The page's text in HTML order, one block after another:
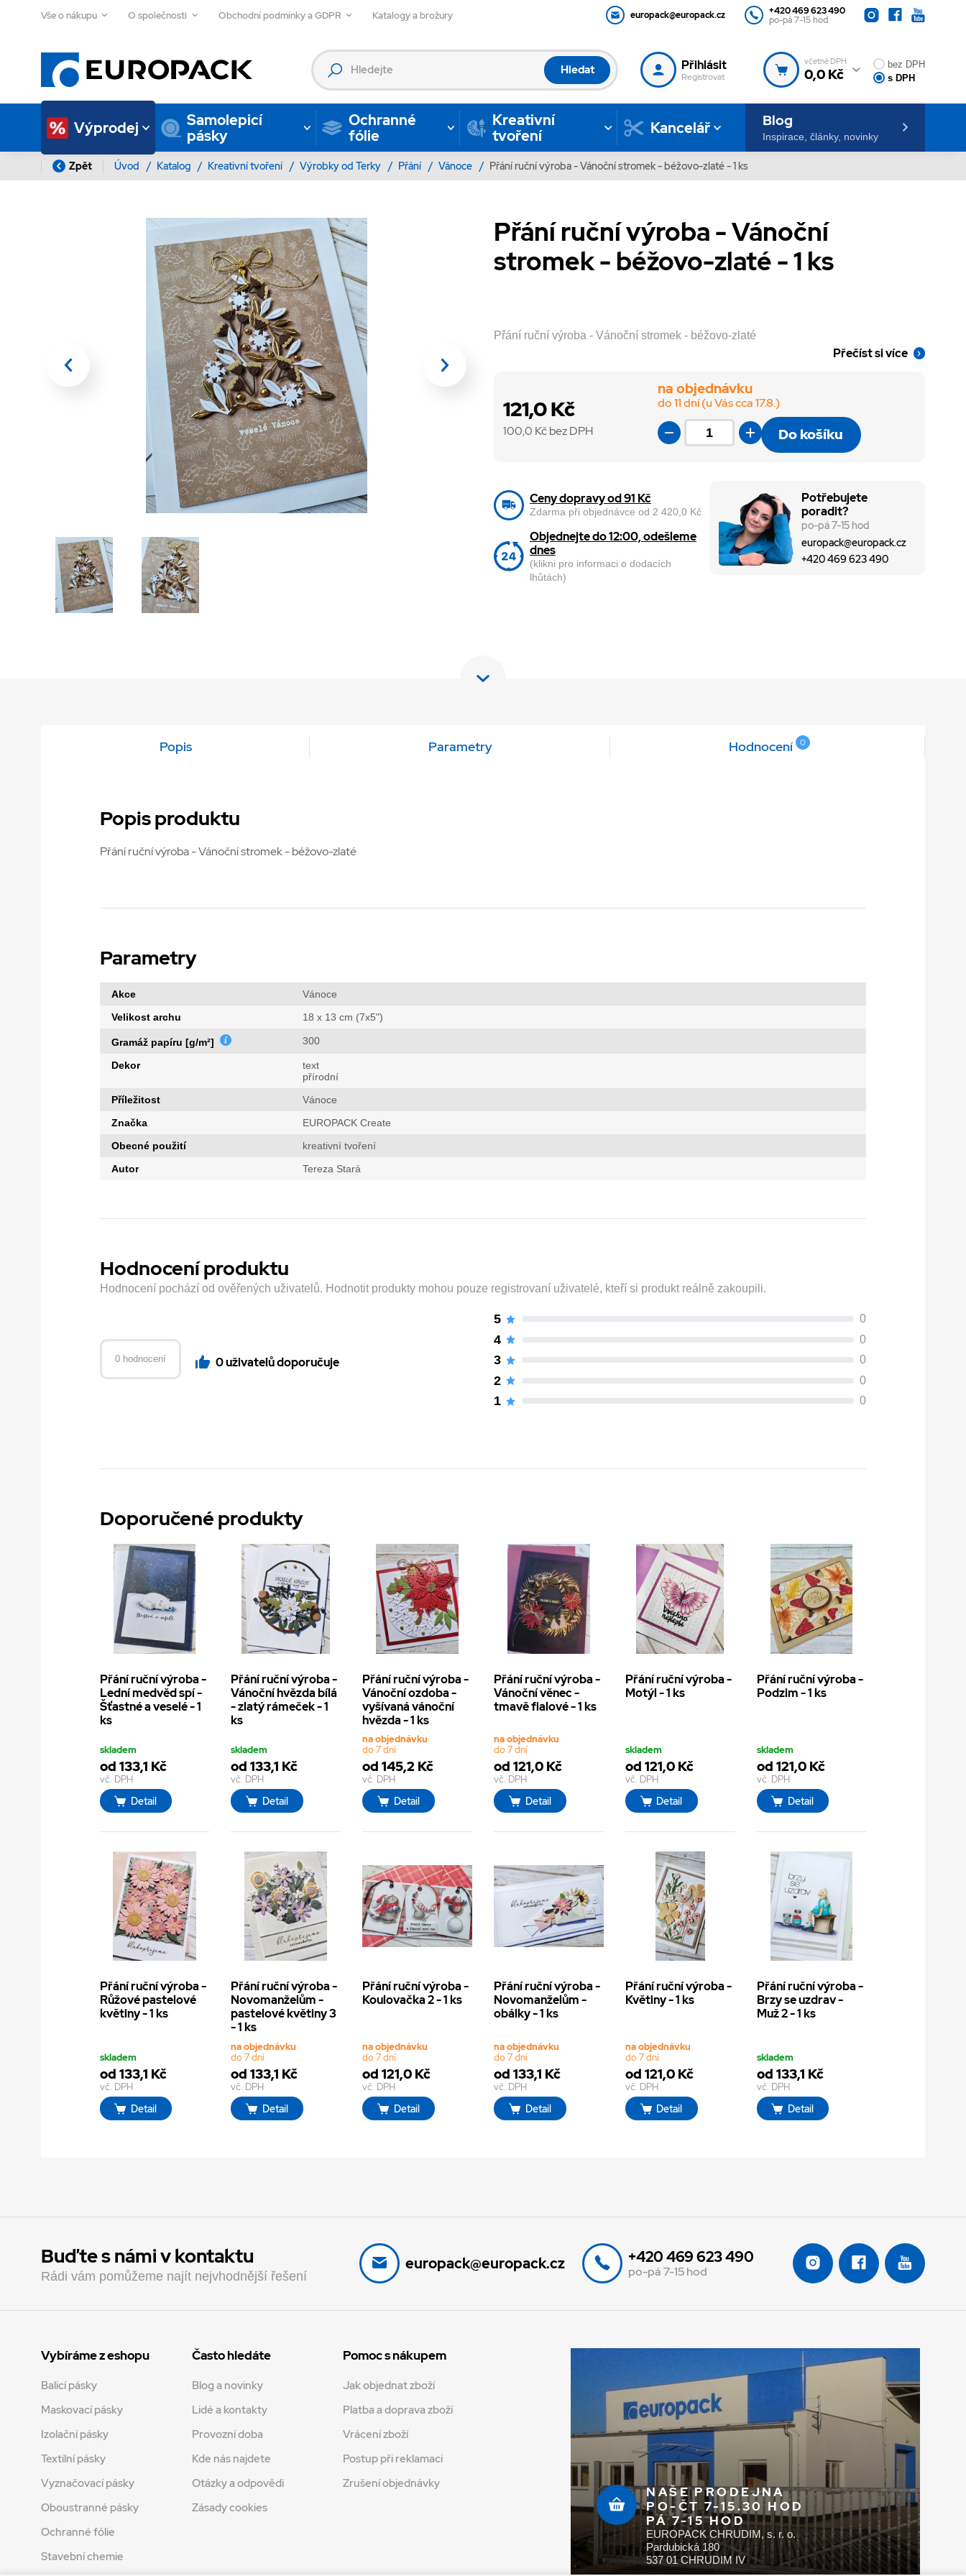
Vše o nákupu O společnosti Obchodní podmínky a GDPR Katalogy a brožury europack@europack.cz
+420 469 623 490
po-pá 7-15 hod
Hledat Přihlásit
Registrovat
včetně DPH
0,0 Kč
bez DPH
s DPH
Výprodej
Samolepicí
pásky
Ochranné
fólie
Kreativní
tvoření
Kancelář Blog
Inspirace, články, novinky
Zpět Úvod / Katalog / Kreativní tvoření / Výrobky od Terky / Přání / Vánoce / Přání ruční výroba - Vánoční stromek - béžovo-zlaté - 1 ks
Přání ruční výroba - Vánoční
stromek - béžovo-zlaté - 1 ks
Přání ruční výroba - Vánoční stromek - béžovo-zlaté
Přečíst si více
121,0 Kč
100,0 Kč bez DPH
na objednávku
do 11 dní (u Vás cca 17.8.)
Do košíku
Ceny dopravy od 91 Kč
Zdarma při objednávce od 2 420,0 Kč
Objednejte do 12:00, odešleme
dnes
(klikni pro informaci o dodacích
lhůtách)
Potřebujete
poradit?
po-pá 7-15 hod
europack@europack.cz
+420 469 623 490
Popis Parametry Hodnocení 0
Popis produktu
Přání ruční výroba - Vánoční stromek - béžovo-zlaté
Parametry
Akce
Vánoce
Velikost archu
18 x 13 cm (7x5")
Gramáž papíru [g/m²] 300
Dekor
text
přírodní
Příležitost
Vánoce
Značka
EUROPACK Create
Obecné použití
kreativní tvoření
Autor
Tereza Stará
Hodnocení produktu
Hodnocení pochází od ověřených uživatelů. Hodnotit produkty mohou pouze registrovaní uživatelé, kteří si produkt reálně zakoupili.
0 hodnocení 0 uživatelů doporučuje
5 0
4 0
3 0
2 0
1 0
Doporučené produkty
Přání ruční výroba -
Lední medvěd spí -
Šťastné a veselé - 1
ks
skladem
od 133,1 Kč
vč. DPH
Detail
Přání ruční výroba -
Vánoční hvězda bílá
- zlatý rámeček - 1
ks
skladem
od 133,1 Kč
vč. DPH
Detail
Přání ruční výroba -
Vánoční ozdoba -
vyšívaná vánoční
hvězda - 1 ks
na objednávku
do 7 dní
od 145,2 Kč
vč. DPH
Detail
Přání ruční výroba -
Vánoční věnec -
tmavě fialové - 1 ks
na objednávku
do 7 dní
od 121,0 Kč
vč. DPH
Detail
Přání ruční výroba -
Motýl - 1 ks
skladem
od 121,0 Kč
vč. DPH
Detail
Přání ruční výroba -
Podzim - 1 ks
skladem
od 121,0 Kč
vč. DPH
Detail
Přání ruční výroba -
Růžové pastelové
květiny - 1 ks
skladem
od 133,1 Kč
vč. DPH
Detail
Přání ruční výroba -
Novomanželům -
pastelové květiny 3
- 1 ks
na objednávku
do 7 dní
od 133,1 Kč
vč. DPH
Detail
Přání ruční výroba -
Koulovačka 2 - 1 ks
na objednávku
do 7 dní
od 121,0 Kč
vč. DPH
Detail
Přání ruční výroba -
Novomanželům -
obálky - 1 ks
na objednávku
do 7 dní
od 133,1 Kč
vč. DPH
Detail
Přání ruční výroba -
Květiny - 1 ks
na objednávku
do 7 dní
od 121,0 Kč
vč. DPH
Detail
Přání ruční výroba -
Brzy se uzdrav -
Muž 2 - 1 ks
skladem
od 133,1 Kč
vč. DPH
Detail
Buďte s námi v kontaktu
Rádi vám pomůžeme najít nejvhodnější řešení
europack@europack.cz +420 469 623 490
po-pá 7-15 hod
Vybíráme z eshopu
Balicí pásky
Maskovací pásky
Izolační pásky
Textilní pásky
Vyznačovací pásky
Oboustranné pásky
Ochranné fólie
Stavební chemie
Často hledáte
Blog a novinky
Lidé a kontakty
Provozní doba
Kde nás najdete
Otázky a odpovědi
Zásady cookies
Pomoc s nákupem
Jak objednat zboží
Platba a doprava zboží
Vrácení zboží
Postup při reklamaci
Zrušení objednávky
NAŠE PRODEJNA
PO-ČT 7-15.30 HOD
PÁ 7-15 HOD
EUROPACK CHRUDIM, s. r. o.
Pardubická 180
537 01 CHRUDIM IV